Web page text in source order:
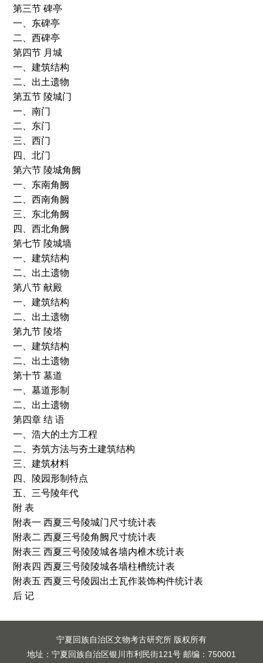
第三节 碑亭
一、东碑亭
二、西碑亭
第四节 月城
一、建筑结构
二、出土遗物
第五节 陵城门
一、南门
二、东门
三、西门
四、北门
第六节 陵城角阙
一、东南角阙
二、西南角阙
三、东北角阙
四、西北角阙
第七节 陵城墙
一、建筑结构
二、出土遗物
第八节 献殿
一、建筑结构
二、出土遗物
第九节 陵塔
一、建筑结构
二、出土遗物
第十节 墓道
一、墓道形制
二、出土遗物
第四章 结 语
一、浩大的土方工程
二、夯筑方法与夯土建筑结构
三、建筑材料
四、陵园形制特点
五、三号陵年代
附 表
附表一 西夏三号陵城门尺寸统计表
附表二 西夏三号陵角阙尺寸统计表
附表三 西夏三号陵陵城各墙内椎木统计表
附表四 西夏三号陵陵城各墙柱槽统计表
附表五 西夏三号陵园出土瓦作装饰构件统计表
后 记
宁夏回族自治区文物考古研究所 版权所有
地址：宁夏回族自治区银川市利民街121号 邮编：750001